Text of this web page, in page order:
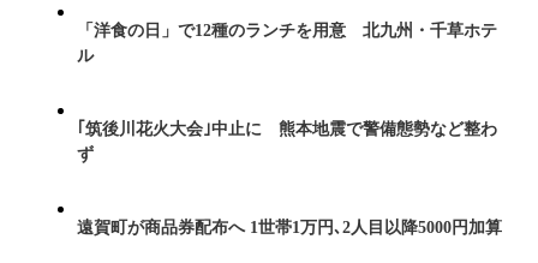
「洋食の日」で12種のランチを用意 北九州・千草ホテ
ル
｢筑後川花火大会｣中止に 熊本地震で警備態勢など整わ
ず
遠賀町が商品券配布へ 1世帯1万円､2人目以降5000円加算